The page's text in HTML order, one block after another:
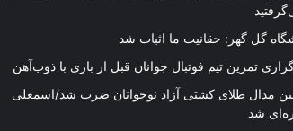
گل گهر: حقانیت ما اثبات شد
تمرین تیم فوتبال جوانان قبل از بازی با ذوب‌آهن
مدال طلای کشتی آزاد نوجوانان ضرب شد/اسمعلی
شد